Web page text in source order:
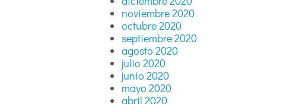
noviembre 2020
octubre 2020
septiembre 2020
agosto 2020
julio 2020
junio 2020
mayo 2020
abril 2020